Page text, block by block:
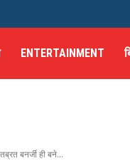
ENTERTAINMENT
बनर्जी ही बने...